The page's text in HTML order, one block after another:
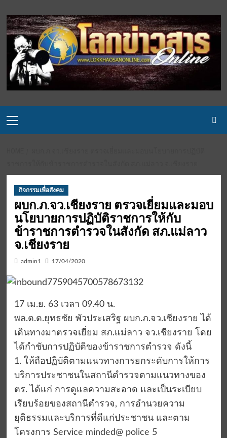
to
content
Menu
กิจกรรมเพื่อสังคม
ผบก.ภ.จว.เชียงราย ตรวจเยี่ยมและมอบ
นโยบายการปฏิบัติราชการให้กับ
ข้าราชการตำรวจในสังกัด สภ.แม่ลาว
จ.เชียงราย
admin1 17/04/2020
17 เม.ย. 63 เวลา 09.40 น.
พล.ต.ต.ยุทธชัย พัวประเสริฐ ผบก.ภ.จว.เชียงราย ได้
เดินทางมาตรวจเยี่ยม สภ.แม่ลาว จว.เชียงราย โดย
ได้กำชับการปฏิบัติของข้าราชการตำรวจ ดังนี้
1. ให้ถือปฏิบัติตามแนวทางการยกระดับการให้การ
บริการประชาชนในสถานีตำรวจตามแนวทางของ
ตร. ได้แก่ การดูแลความสะอาด และเป็นระเบียบ
เรียบร้อยของสถานีตำรวจ, การอำนวยความ
ยุติธรรมและบริการที่ดีแก่ประชาชน และตาม
โครงการ Service minded@ police 5